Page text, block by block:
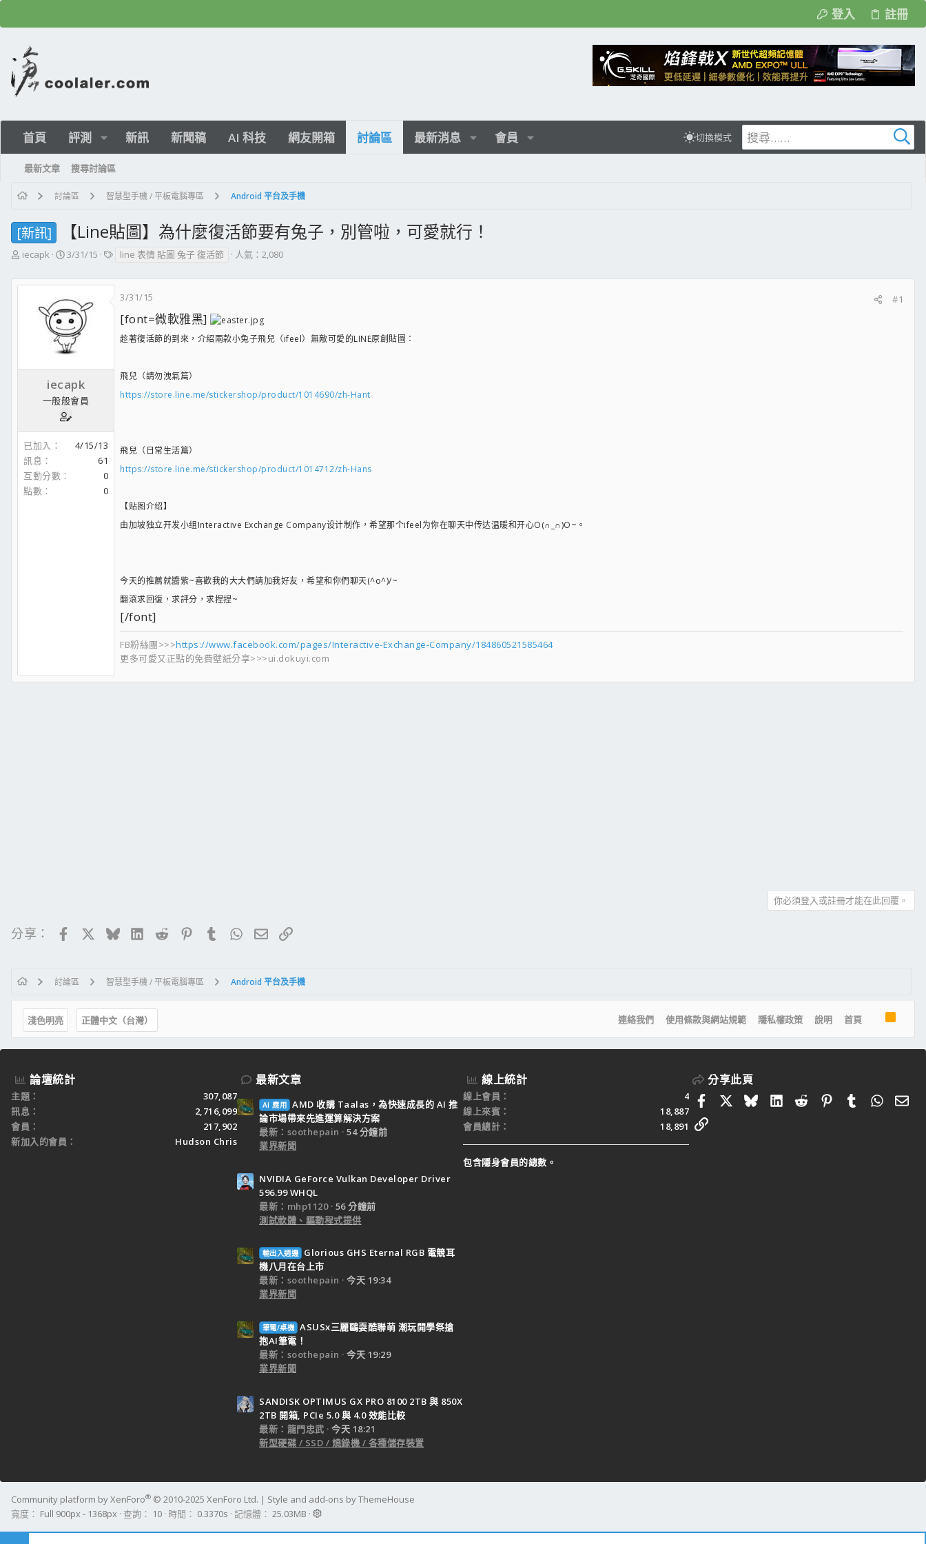
登入 註冊
首頁 評測 新訊 新聞稿 AI 科技 網友開箱 討論區 最新消息 會員 切換模式
最新文章 搜尋討論區
討論區 智慧型手機 / 平板電腦專區 Android 平台及手機
[新訊] 【Line貼圖】為什麼復活節要有兔子，別管啦，可愛就行！
主
發
iecapk
開
日
3/31/15
標line 表情 貼圖 兔子 復活節 人氣：2,080
iecapk
一般般會員
已加入
4/15/13
訊息
61
互動分數
0
點數
0
3/31/15 #1
[font=微軟雅黑]
趁著復活節的到來，介绍兩款小兔子飛兒（ifeel）無敵可愛的LINE原創貼圖：
飛兒（請勿洩氣篇）
https://store.line.me/stickershop/product/1014690/zh-Hant
飛兒（日常生活篇）
https://store.line.me/stickershop/product/1014712/zh-Hans
【贴图介绍】
由加坡独立开发小组Interactive Exchange Company设计制作，希望那个ifeel为你在聊天中传达温暖和开心O(∩_∩)O~。
今天的推薦就醬紫~喜歡我的大大們請加我好友，希望和你們聊天(^o^)/~
翻滾求回復，求評分，求捏捏~
[/font]
FB粉絲團>>>https://www.facebook.com/pages/Interactive-Exchange-Company/184860521585464
更多可愛又正點的免費壁紙分享>>>ui.dokuyi.com
你必須登入或註冊才能在此回覆。
分享： FacebookBlueskyLinkedIn
RedditPinterestTumblrWhatsApp
電子郵件
連結
討論區 智慧型手機 / 平板電腦專區 Android 平台及手機
淺色明亮 正體中文（台灣） 連絡我們 使用條款與網站規範 隱私權政策 說明 首頁
R
S
論壇統計
主題
307,087
訊息
2,716,099
會員
217,902
新加入的會員
Hudson Chris
最新文章
AI 應用 AMD 收購 Taalas，為快速成長的 AI 推
論市場帶來先進運算解決方案
最新：soothepain
54 分鐘前
業界新聞
NVIDIA GeForce Vulkan Developer Driver
596.99 WHQL
最新：mhp1120
56 分鐘前
測試軟體、驅動程式提供
輸出入週邊
Glorious GHS Eternal RGB 電競耳
機八月在台上市
最新：soothepain
今天 19:34
業界新聞
筆電/桌機 ASUSx三麗鷗耍酷聯萌 潮玩開學祭搶
抱AI筆電！
最新：soothepain
今天 19:29
業界新聞
SANDISK OPTIMUS GX PRO 8100 2TB 與 850X
2TB 開箱, PCIe 5.0 與 4.0 效能比較
最新：龍門忠武
今天 18:21
新型硬碟 / SSD / 燒錄機 / 各種儲存裝置
線上統計
線上會員
4
線上來賓
18,887
會員總計
18,891
包含隱身會員的總數。
分享此頁
FacebookBlueskyLinkedIn
RedditPinterestTumblr 電
連結
Community platform by XenForo® © 2010-2025 XenForo Ltd. | Style and add-ons by ThemeHouse
寬度
查詢 10 時間 0.3370s 記憶體 25.03MB